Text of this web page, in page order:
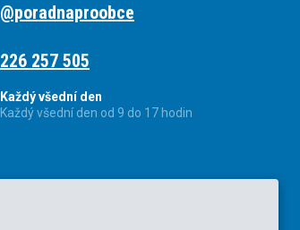
@poradnaproobce
226 257 505
Každý všední den
Každý všední den od 9 do 17 hodin